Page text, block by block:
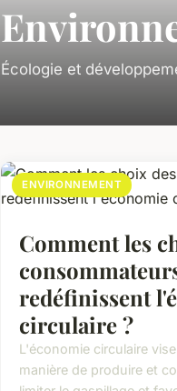
Écologie et
ENVIRONNEMENT
Comment les
redéfinissent
circulaire ?
L'économie circulaire
manière de produire et